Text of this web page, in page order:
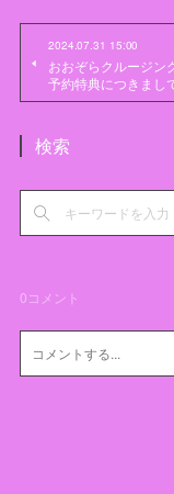
2024.07.31 15:00
おおぞらクルージン
予約特典につきまし
検索
0コメント